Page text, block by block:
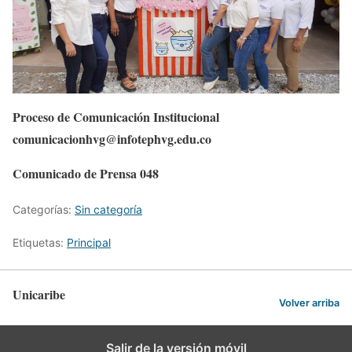
Proceso de Comunicación Institucional
comunicacionhvg@infotephvg.edu.co
Comunicado de Prensa 048
Categorías: Sin categoría
Etiquetas: Principal
Unicaribe Volver arriba
Salir de la versión móvil